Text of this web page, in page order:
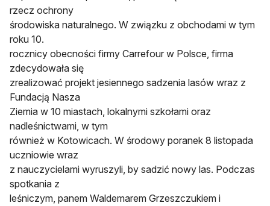
rzecz ochrony
środowiska naturalnego. W związku z obchodami w tym
roku 10.
rocznicy obecności firmy Carrefour w Polsce, firma
zdecydowała się
zrealizować projekt jesiennego sadzenia lasów wraz z
Fundacją Nasza
Ziemia w 10 miastach, lokalnymi szkołami oraz
nadleśnictwami, w tym
również w Kotowicach. W środowy poranek 8 listopada
uczniowie wraz
z nauczycielami wyruszyli, by sadzić nowy las. Podczas
spotkania z
leśniczym, panem Waldemarem Grzeszczukiem i